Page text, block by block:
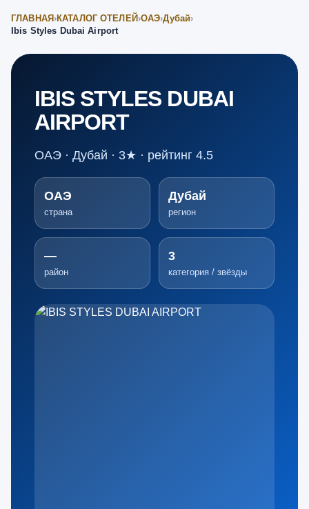
ГЛАВНАЯ ›КАТАЛОГ ОТЕЛЕЙ ›ОАЭ›Дубай›
Ibis Styles Dubai Airport
IBIS STYLES DUBAI
AIRPORT
ОАЭ · Дубай · 3★ · рейтинг 4.5
ОАЭ
страна
Дубай
регион
—
район
3
категория / звёзды